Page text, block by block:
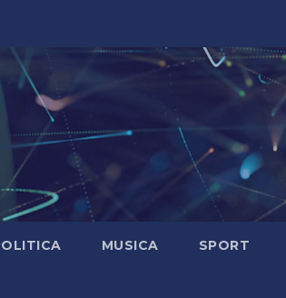
MUSICA SPORT